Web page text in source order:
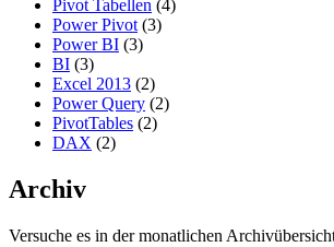
Pivot Tabellen (4)
Power Pivot (3)
Power BI (3)
BI (3)
Excel 2013 (2)
Power Query (2)
PivotTables (2)
DAX (2)
Archiv
Versuche es in der monatlichen